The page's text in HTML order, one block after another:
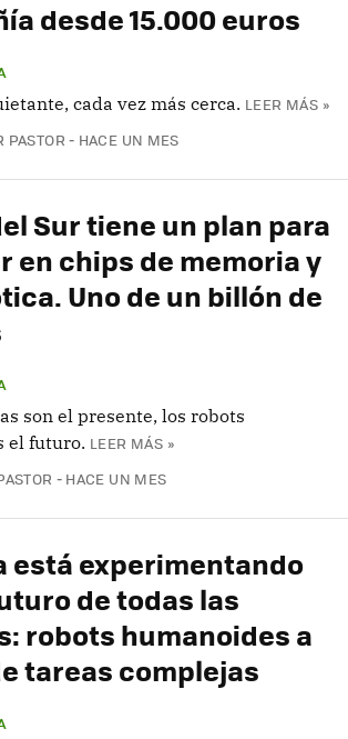
desde 15.000 euros
cada vez más cerca. LEER MÁS »
PASTOR HACE UN MES
Sur tiene un plan para
en chips de memoria y
Uno de un billón de
son el presente, los robots
el futuro. LEER MÁS »
HACE UN MES
está experimentando
de todas las
robots humanoides a
tareas complejas